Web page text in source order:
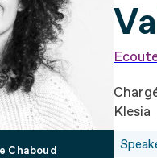
Chaboud
Klesia